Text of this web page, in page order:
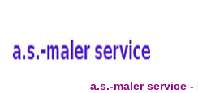
a.s.-maler service